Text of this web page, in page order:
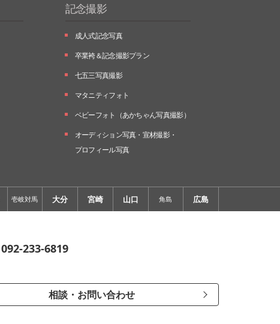
記念撮影
成人式記念写真
卒業袴＆記念撮影プラン
七五三写真撮影
マタニティフォト
ベビーフォト （あかちゃん写真撮影）
オーディション写真・ 宣材撮影・
プロフィール写真
壱岐対馬 大分 宮崎 山口 角島 広島
092-233-6819
相談・お問い合わせ